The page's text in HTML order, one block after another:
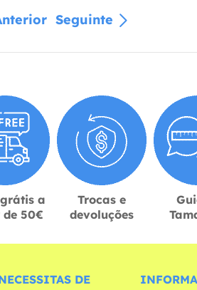
Seguinte
a
50€
Trocas e
devoluções
DE